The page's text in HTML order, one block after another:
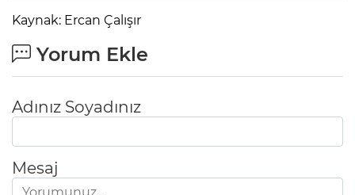
Kaynak: Ercan Çalışır
Yorum Ekle
Adınız Soyadınız
Mesaj